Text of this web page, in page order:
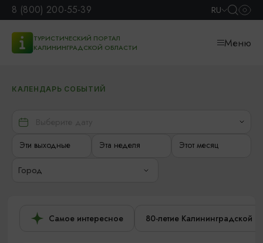
8 (800) 200-55-39 RU
ТУРИСТИЧЕСКИЙ ПОРТАЛ
КАЛИНИНГРАДСКОЙ ОБЛАСТИ
Меню
КАЛЕНДАРЬ СОБЫТИЙ
Эти выходные Эта неделя Этот месяц
Город
Самое интересное 80-летие Калининградской